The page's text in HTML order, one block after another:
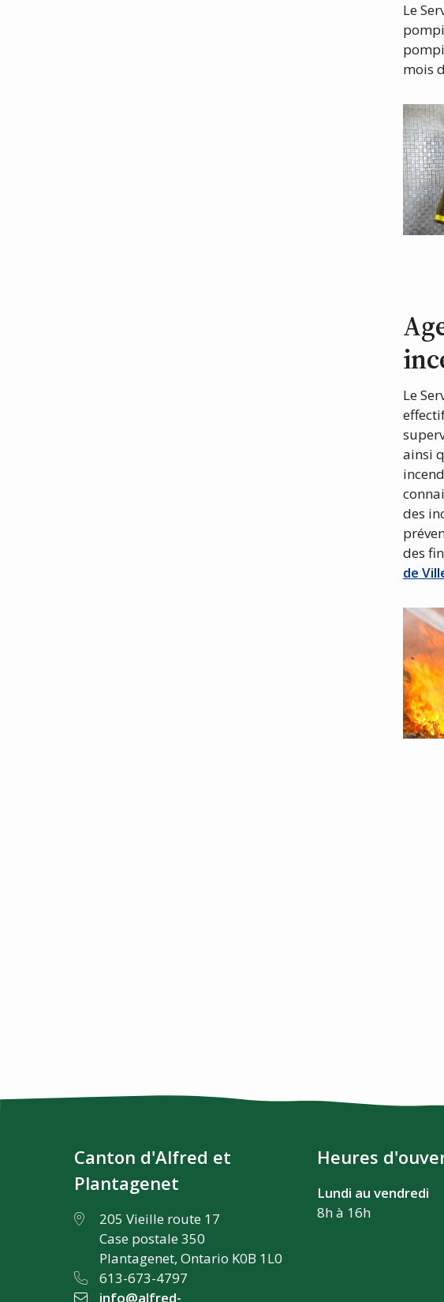
Le
mois
Le
ainsi
des
des
de
Canton d'Alfred et
Plantagenet
205 Vieille route 17
Case postale 350
Plantagenet, Ontario K0B 1L0
613-673-4797
info@alfred-
Heures
Lundi au vendredi
8h à 16h